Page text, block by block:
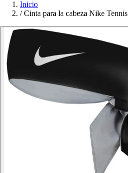
Inicio
/ Cinta para la cabeza Nike Tennis